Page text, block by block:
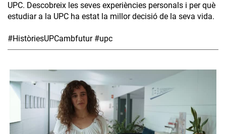
UPC. Descobreix les seves experiències personals i per què
estudiar a la UPC ha estat la millor decisió de la seva vida.
#HistòriesUPCambfutur #upc